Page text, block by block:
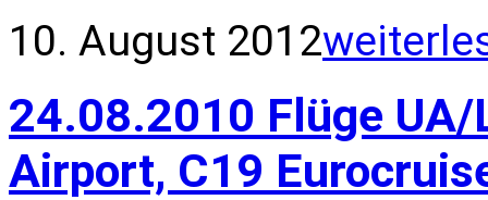
10. August 2012
24.08.2010 Flüge
Airport, C19